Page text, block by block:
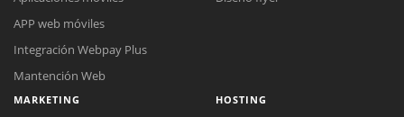
APP web móviles
Integración Webpay Plus
Mantención Web
MARKETING HOSTING